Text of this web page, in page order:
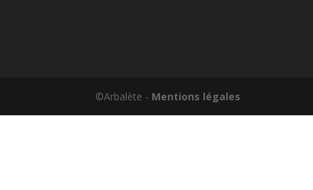
©Arbalète - Mentions légales